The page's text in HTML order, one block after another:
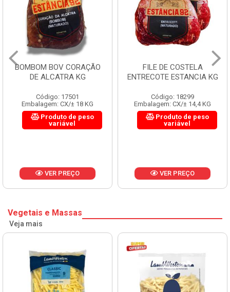
BOMBOM BOV CORAÇÃO
DE ALCATRA KG
Código: 17501
Embalagem: CX/± 18 KG
Produto de peso
variável
VER PREÇO
FILE DE COSTELA
ENTRECOTE ESTANCIA KG
Código: 18299
Embalagem: CX/± 14,4 KG
Produto de peso
variável
VER PREÇO
Vegetais e Massas
Veja mais